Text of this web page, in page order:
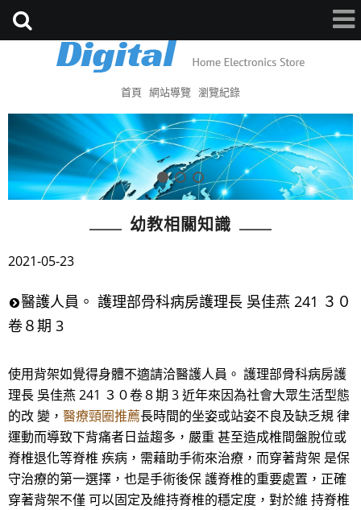
首頁 網站導覽 瀏覽紀錄
幼教相關知識
2021-05-23
醫護人員。 護理部骨科病房護理長 吳佳燕 241 ３０
卷８期 3
使用背架如覺得身體不適請洽醫護人員。 護理部骨科病房護
理長 吳佳燕 241 ３０卷８期 3 近年來因為社會大眾生活型態
的改 變， 醫療頸圈推薦長時間的坐姿或站姿不良及缺乏規 律
運動而導致下背痛者日益趨多，嚴重 甚至造成椎間盤脫位或
脊椎退化等脊椎 疾病，需藉助手術來治療，而穿著背架 是保
守治療的第一選擇，也是手術後保 護脊椎的重要處置，正確
穿著背架不僅 可以固定及維持脊椎的穩定度，對於維 持脊椎